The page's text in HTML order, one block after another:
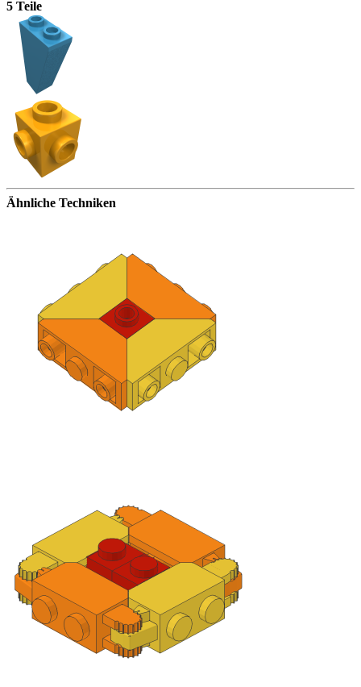
5 Teile
Ähnliche Techniken